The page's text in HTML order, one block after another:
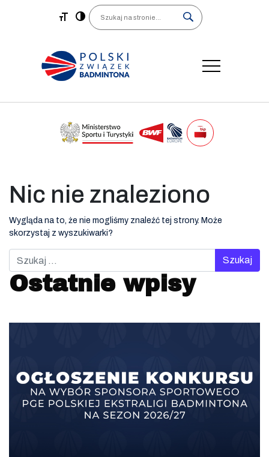
Main Navigation
Search
Nic nie znaleziono
Wygląda na to, że nie mogliśmy znaleźć tej strony. Może
skorzystaj z wyszukiwarki?
Szukaj
Ostatnie wpisy